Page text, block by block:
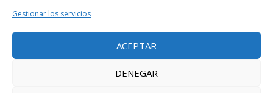
Gestionar los servicios
ACEPTAR
DENEGAR
MADRID
C/ Serrano 114, 2º izq. 28006 Madrid.
+34 91 431 98 21 | +34 91 431 98 95
mad@bellavistalegal.eu